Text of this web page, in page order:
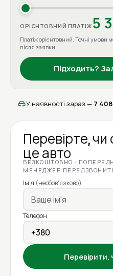
ОРІЄНТОВНИЙ ПЛАТІЖ 5
Платіж орієнтовний. Точні умови
після заявки.
Підходить?
У наявності зараз — 7 408
Перевірте,
це авто
БЕЗКОШТОВНО ·
МЕНЕДЖЕР
Ім'я (необов'язково)
Телефон
Перевірити,